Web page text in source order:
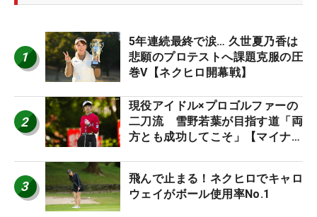
1
5年連続最終で涙… 久世夏乃香は
悲願のプロテストへ課題克服の圧
巻V【ネクヒロ開幕戦】
2
現役アイドル×プロゴルファーの
二刀流 雪野若葉が目指す道「両
方とも成功してこそ」【マイナビ
3
飛んで止まる！ネクヒロでキャロ
ウェイがボール使用率No.1